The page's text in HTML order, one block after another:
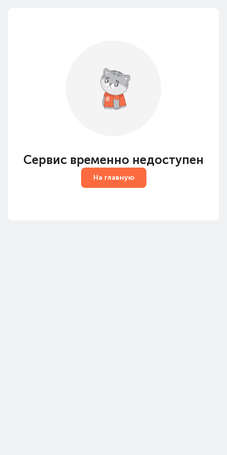
Сервис временно недоступен
На главную